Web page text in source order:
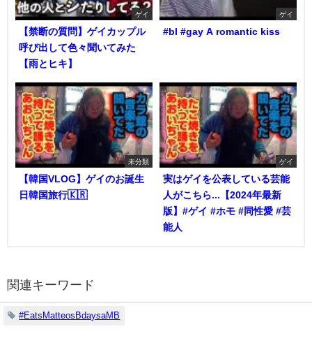
ゲイ
【禁断の質問】ゲイカップル
呼び出して色々聞いてみた
【雨とヒキ】
ゲイ
#bl #gay A romantic kiss
未分類
【韓国VLOG】ゲイのお誕生
日韓国旅行🇰🇷
ゲイ
実はゲイを公表している芸能
人がこちら...【2024年最新
版】#ゲイ #ホモ #同性愛 #芸
能人
関連キーワード
#EatsMatteosBdaysaMB